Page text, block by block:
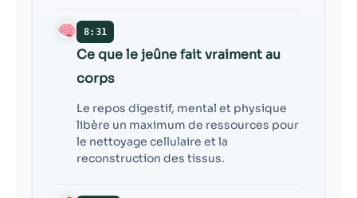
8:31
Ce que le jeûne fait vraiment au
corps
Le repos digestif, mental et physique
libère un maximum de ressources pour
le nettoyage cellulaire et la
reconstruction des tissus.